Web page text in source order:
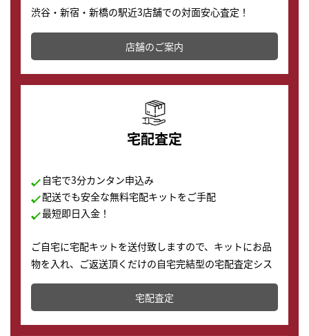
渋谷・新宿・新橋の駅近3店舗での対面安心査定！
その場で現金買取致します。渋谷本店では、時計販売の
店舗を併設しており、下取りに出してお得に新しい時計
の購入もできます♪
店舗のご案内
宅配査定
自宅で3分カンタン申込み
配送でも安全な無料宅配キットをご手配
最短即日入金！
ご自宅に宅配キットを送付致しますので、キットにお品
物を入れ、ご返送頂くだけの自宅完結型の宅配査定シス
テムです。
配送でも簡単&安全に査定・買取に出すことが可能で
す。
宅配査定